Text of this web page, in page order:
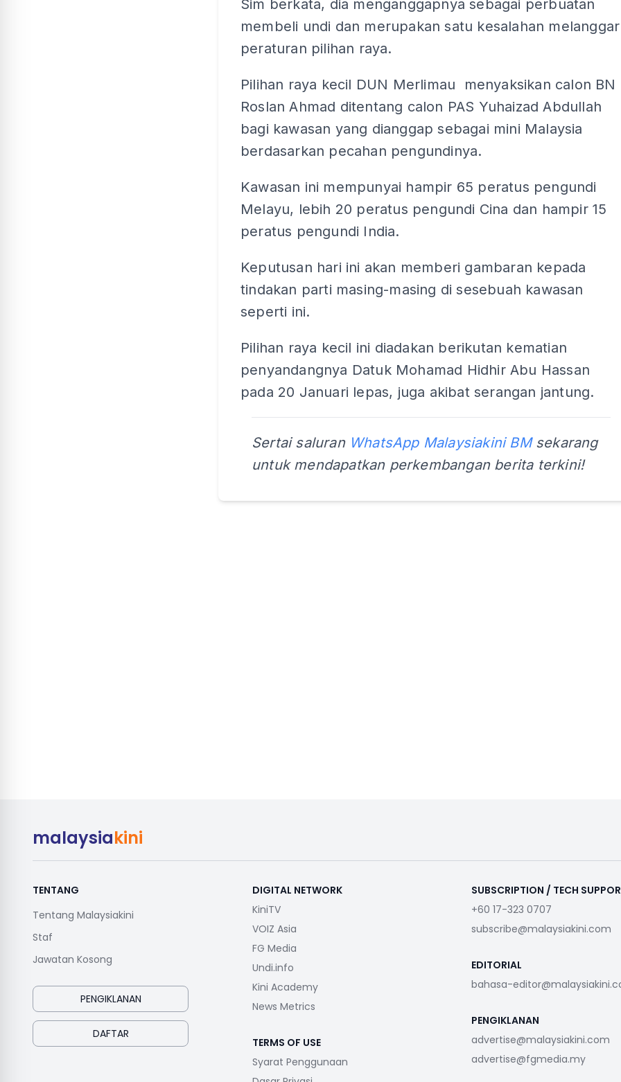
Sim berkata, dia menganggapnya sebagai perbuatan
membeli undi dan merupakan satu kesalahan melanggar
peraturan pilihan raya.
Pilihan raya kecil DUN Merlimau menyaksikan calon BN
Roslan Ahmad ditentang calon PAS Yuhaizad Abdullah
bagi kawasan yang dianggap sebagai mini Malaysia
berdasarkan pecahan pengundinya.
Kawasan ini mempunyai hampir 65 peratus pengundi
Melayu, lebih 20 peratus pengundi Cina dan hampir 15
peratus pengundi India.
Keputusan hari ini akan memberi gambaran kepada
tindakan parti masing-masing di sesebuah kawasan
seperti ini.
Pilihan raya kecil ini diadakan berikutan kematian
penyandangnya Datuk Mohamad Hidhir Abu Hassan
pada 20 Januari lepas, juga akibat serangan jantung.
Sertai saluran WhatsApp Malaysiakini BMsekarang
untuk mendapatkan perkembangan berita terkini!
malaysiakini
TENTANG
Tentang Malaysiakini
Staf
Jawatan Kosong
PENGIKLANAN
DAFTAR
DIGITAL NETWORK
KiniTV
VOIZ Asia
FG Media
Undi.info
Kini Academy
News Metrics
TERMS OF USE
Syarat Penggunaan
SUBSCRIPTION / TECH
+60 17-323 0707
subscribe@malaysiakini.com
EDITORIAL
bahasa-
PENGIKLANAN
advertise@malaysiakini.com
advertise@fgmedia.my